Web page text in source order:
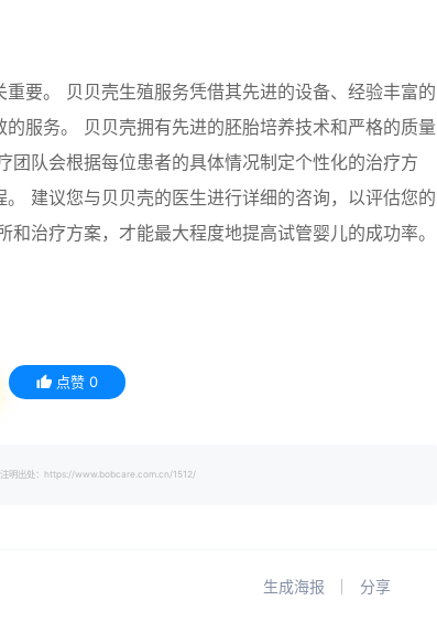
要。 贝贝壳生殖服务凭借其先进的设备、经验丰富的
服务。 贝贝壳拥有先进的胚胎培养技术和严格的质量
队会根据每位患者的具体情况制定个性化的治疗方
建议您与贝贝壳的医生进行详细的咨询，以评估您的
治疗方案，才能最大程度地提高试管婴儿的成功率。
点赞 0
注明出处：https://www.bobcare.com.cn/1512/
生成海报 分享